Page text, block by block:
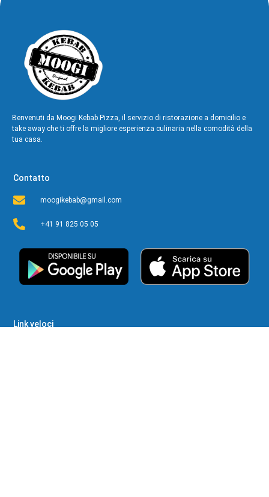
Benvenuti da Moogi Kebab Pizza, il servizio di ristorazione a domicilio e
take away che ti offre la migliore esperienza culinaria nella comodità della
tua casa.
Contatto
moogikebab@gmail.com
+41 91 825 05 05
Link veloci